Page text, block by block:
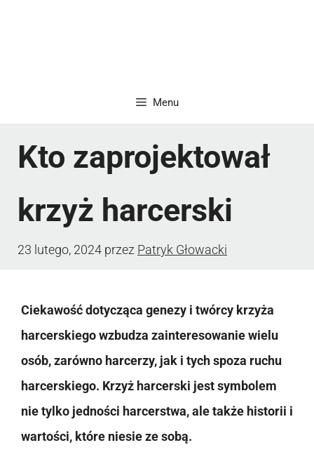
Menu
Kto zaprojektował
krzyż harcerski
23 lutego, 2024 przez Patryk Głowacki
Ciekawość dotycząca genezy i twórcy krzyża
harcerskiego wzbudza zainteresowanie wielu
osób, zarówno harcerzy, jak i tych spoza ruchu
harcerskiego. Krzyż harcerski jest symbolem
nie tylko jedności harcerstwa, ale także historii i
wartości, które niesie ze sobą.